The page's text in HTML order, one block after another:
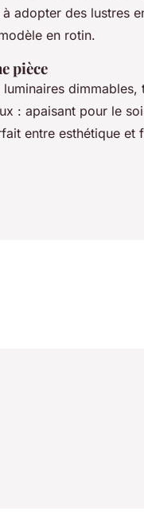
adopter des lustres
en rotin.
pièce
dimmables,
: apaisant pour le
entre esthétique et